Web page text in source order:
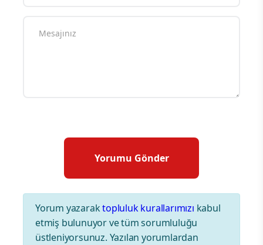
Yorum yazaraktopluluk kurallarımızı kabul
etmiş bulunuyor ve tüm sorumluluğu
üstleniyorsunuz. Yazılan yorumlardan